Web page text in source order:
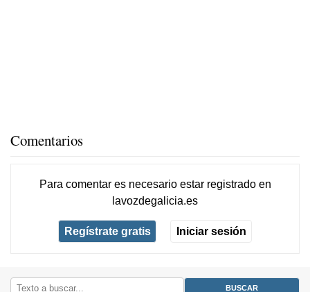
Comentarios
Para comentar es necesario estar registradoen
lavozdegalicia.es
Regístrate gratis Iniciar sesión